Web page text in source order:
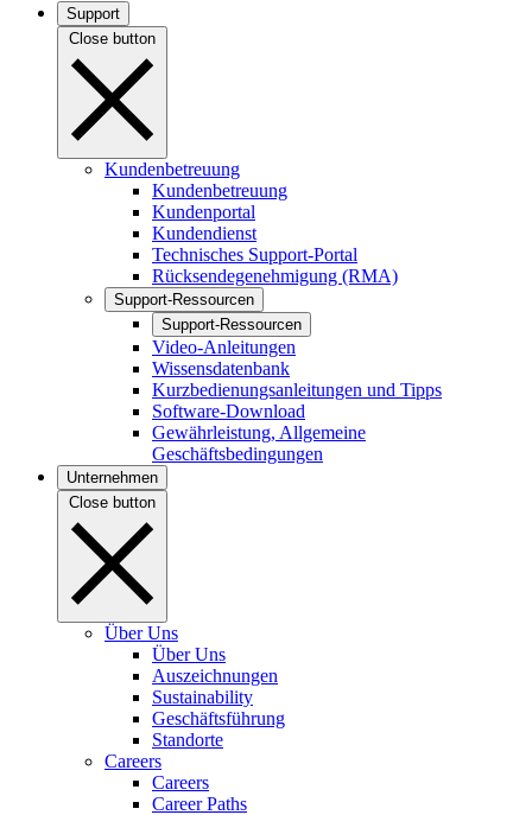
Support
Close button
Kundenbetreuung
Kundenbetreuung
Kundenportal
Kundendienst
Technisches Support-Portal
Rücksendegenehmigung (RMA)
Support-Ressourcen
Support-Ressourcen
Video-Anleitungen
Wissensdatenbank
Kurzbedienungsanleitungen und Tipps
Software-Download
Gewährleistung, Allgemeine
Geschäftsbedingungen
Unternehmen
Close button
Über Uns
Über Uns
Auszeichnungen
Sustainability
Geschäftsführung
Standorte
Careers
Careers
Career Paths